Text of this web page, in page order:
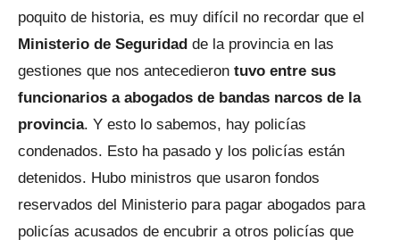
poquito de historia, es muy difícil no recordar que el
Ministerio de Seguridad de la provincia en las
gestiones que nos antecedieron tuvo entre sus
funcionarios a abogados de bandas narcos de la
provincia. Y esto lo sabemos, hay policías
condenados. Esto ha pasado y los policías están
detenidos. Hubo ministros que usaron fondos
reservados del Ministerio para pagar abogados para
policías acusados de encubrir a otros policías que